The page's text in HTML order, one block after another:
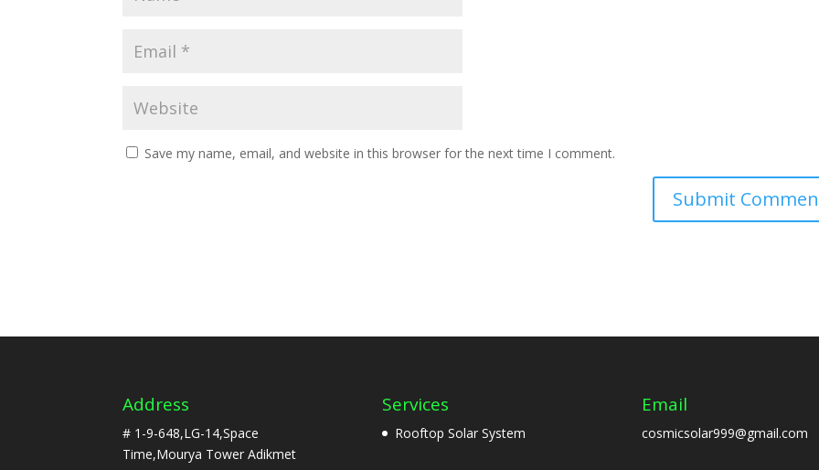
Save my name, email, and website in this browser for the next time I comment.
Address
# 1-9-648,LG-14,Space
Time,Mourya Tower Adikmet
Services
Rooftop Solar System
Email
cosmicsolar999@gmail.com